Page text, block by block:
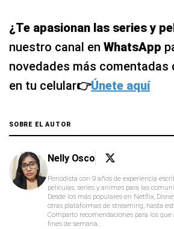
¿Te apasionan las series y
nuestro canal en WhatsApp
novedades más comentadas
en tu celular👉Únete aquí
SOBRE EL AUTOR
Nelly Osco
Periodista con 9 años de experiencia
películas, series y animes para las
Desde los más populares en Netflix,
otras plataformas de streaming, hasta
Comparto recomendaciones para los
fines de semana.